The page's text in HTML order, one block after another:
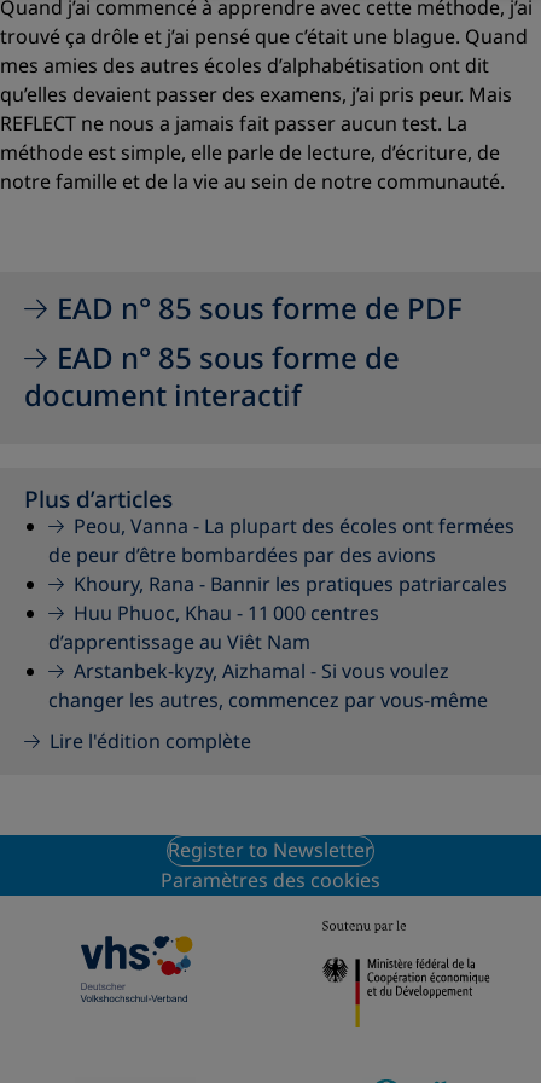
Quand j’ai commencé à apprendre avec cette méthode, j’ai
trouvé ça drôle et j’ai pensé que c’était une blague. Quand
mes amies des autres écoles d’alphabétisation ont dit
qu’elles devaient passer des examens, j’ai pris peur. Mais
REFLECT ne nous a jamais fait passer aucun test. La
méthode est simple, elle parle de lecture, d’écriture, de
notre famille et de la vie au sein de notre communauté.
EAD n° 85 sous forme de PDF
EAD n° 85 sous forme de
document interactif
Plus d’articles
Peou, Vanna - La plupart des écoles ont fermées
de peur d’être bombardées par des avions
Khoury, Rana - Bannir les pratiques patriarcales
Huu Phuoc, Khau - 11 000 centres
d’apprentissage au Viêt Nam
Arstanbek-kyzy, Aizhamal - Si vous voulez
changer les autres, commencez par vous-même
Lire l'édition complète
Register to Newsletter
Paramètres des cookies